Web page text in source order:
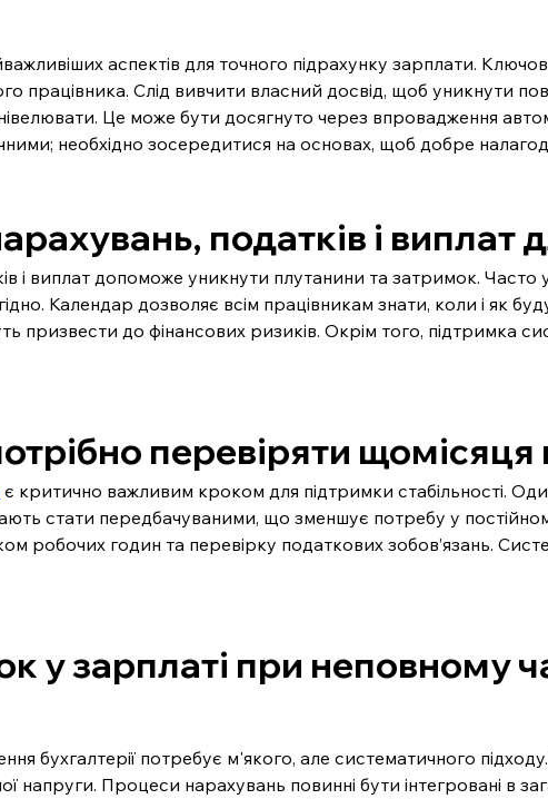
аспектів для точного підрахунку зарплати.
працівника. Слід вивчити власний досвід, щоб уникнути
нівелювати. Це може бути досягнуто через впровадження
необхідно зосередитися на основах, щоб добре
податків і виплат
і виплат допоможе уникнути плутанини та затримок. Часто
Календар дозволяє всім працівникам знати, коли і як
призвести до фінансових ризиків. Окрім того, підтримка
перевіряти
є критично важливим кроком для підтримки стабільності.
стати передбачуваними, що зменшує потребу у
робочих годин та перевірку податкових зобов’язань.
у зарплаті при неповному
бухгалтерії потребує м'якого, але систематичного
напруги. Процеси нарахувань повинні бути інтегровані в